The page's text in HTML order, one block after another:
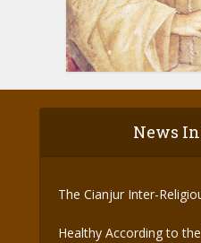
News
The Cianjur Inter-
Healthy According to